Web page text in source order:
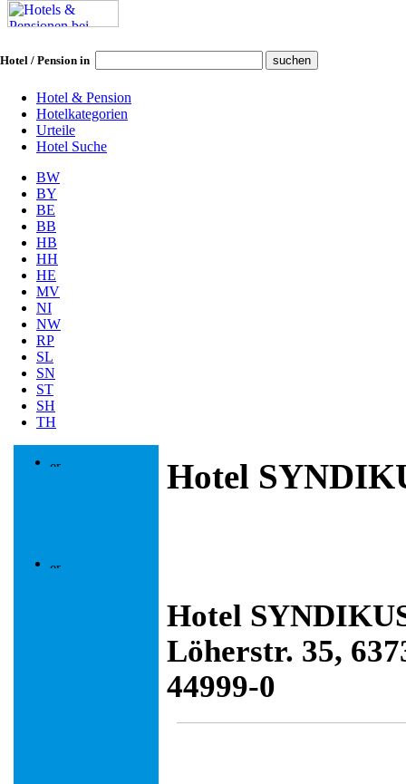
Hotel / Pension in
Hotel & Pension
Hotelkategorien
Urteile
Hotel Suche
BW
BY
BE
BB
HB
HH
HE
MV
NI
NW
RP
SL
SN
ST
SH
TH
Hotel
Hotel
Löherstr. 35,
44999-0